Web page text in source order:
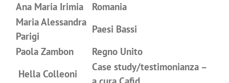
Ana Maria Irimia
Romania
Maria Alessandra
Parigi
Paesi Bassi
Paola Zambon
Regno Unito
Hella Colleoni
Case study/testimonianza –